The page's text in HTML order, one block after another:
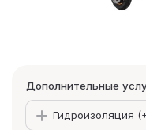
Дополнительные
Гидроизоляция